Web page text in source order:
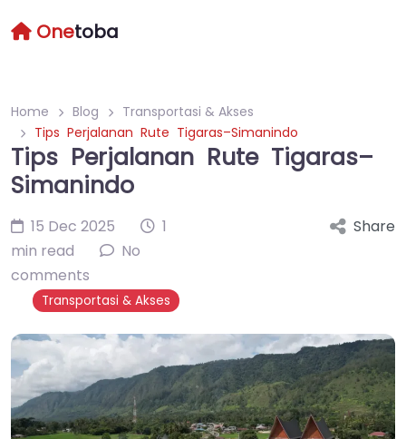
Onetoba
Home Blog
Transportasi & Akses
Tips Perjalanan Rute Tigaras–Simanindo
Tips Perjalanan Rute Tigaras–
Simanindo
15 Dec 2025
1
min read
No
comments
Transportasi & Akses
Share